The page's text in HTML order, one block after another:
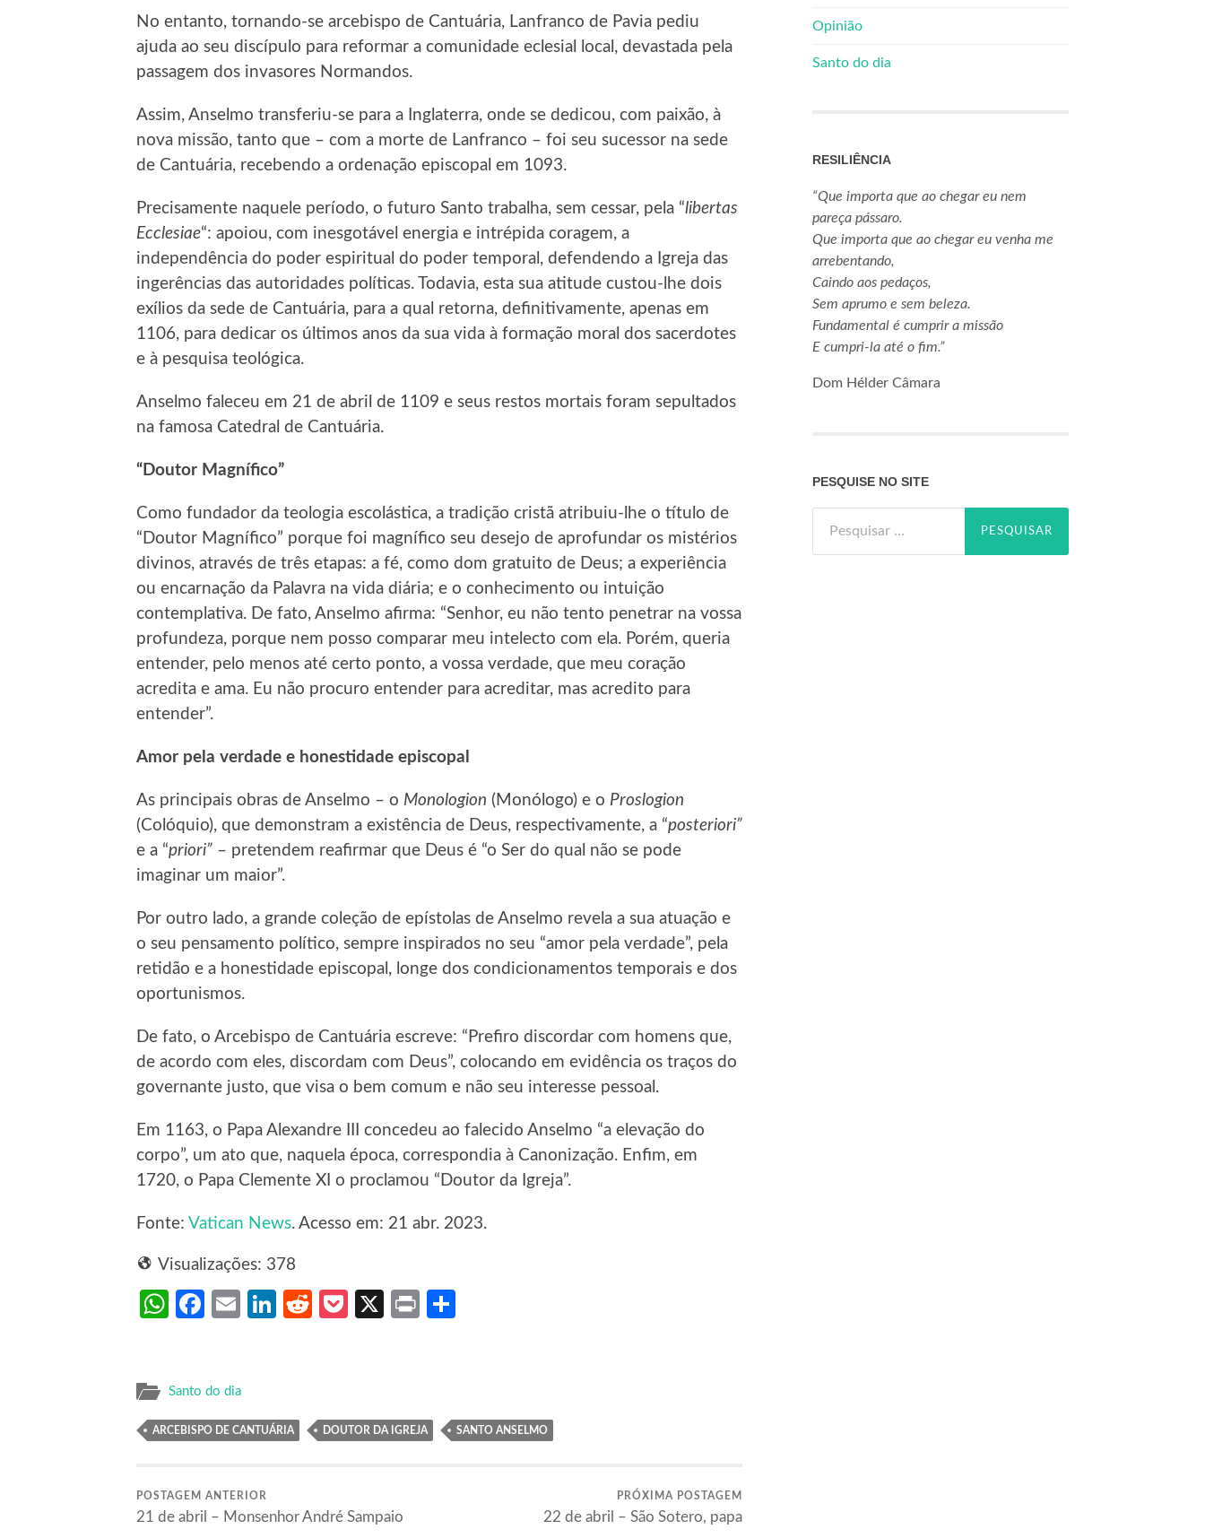
No entanto, tornando-se arcebispo de Cantuária, Lanfranco de Pavia pediu
ajuda ao seu discípulo para reformar a comunidade eclesial local, devastada pela
passagem dos invasores Normandos.
Assim, Anselmo transferiu-se para a Inglaterra, onde se dedicou, com paixão, à
nova missão, tanto que – com a morte de Lanfranco – foi seu sucessor na sede
de Cantuária, recebendo a ordenação episcopal em 1093.
Precisamente naquele período, o futuro Santo trabalha, sem cessar, pela “libertas
Ecclesiae“: apoiou, com inesgotável energia e intrépida coragem, a
independência do poder espiritual do poder temporal, defendendo a Igreja das
ingerências das autoridades políticas. Todavia, esta sua atitude custou-lhe dois
exílios da sede de Cantuária, para a qual retorna, definitivamente, apenas em
1106, para dedicar os últimos anos da sua vida à formação moral dos sacerdotes
e à pesquisa teológica.
Anselmo faleceu em 21 de abril de 1109 e seus restos mortais foram sepultados
na famosa Catedral de Cantuária.
“Doutor Magnífico”
Como fundador da teologia escolástica, a tradição cristã atribuiu-lhe o título de
“Doutor Magnífico” porque foi magnífico seu desejo de aprofundar os mistérios
divinos, através de três etapas: a fé, como dom gratuito de Deus; a experiência
ou encarnação da Palavra na vida diária; e o conhecimento ou intuição
contemplativa. De fato, Anselmo afirma: “Senhor, eu não tento penetrar na vossa
profundeza, porque nem posso comparar meu intelecto com ela. Porém, queria
entender, pelo menos até certo ponto, a vossa verdade, que meu coração
acredita e ama. Eu não procuro entender para acreditar, mas acredito para
entender”.
Amor pela verdade e honestidade episcopal
As principais obras de Anselmo – o Monologion (Monólogo) e o Proslogion
(Colóquio), que demonstram a existência de Deus, respectivamente, a “posteriori”
e a “priori” – pretendem reafirmar que Deus é “o Ser do qual não se pode
imaginar um maior”.
Por outro lado, a grande coleção de epístolas de Anselmo revela a sua atuação e
o seu pensamento político, sempre inspirados no seu “amor pela verdade”, pela
retidão e a honestidade episcopal, longe dos condicionamentos temporais e dos
oportunismos.
De fato, o Arcebispo de Cantuária escreve: “Prefiro discordar com homens que,
de acordo com eles, discordam com Deus”, colocando em evidência os traços do
governante justo, que visa o bem comum e não seu interesse pessoal.
Em 1163, o Papa Alexandre III concedeu ao falecido Anselmo “a elevação do
corpo”, um ato que, naquela época, correspondia à Canonização. Enfim, em
1720, o Papa Clemente XI o proclamou “Doutor da Igreja”.
Fonte: Vatican News. Acesso em: 21 abr. 2023.
Visualizações: 378
WhatsApp
Facebook
EmailLinkedIn
RedditPocket
X Print
Santo do dia
ARCEBISPO DE CANTUÁRIA DOUTOR DA IGREJA SANTO ANSELMO
POSTAGEM ANTERIOR
21 de abril – Monsenhor André Sampaio
PRÓXIMA POSTAGEM
22 de abril – São Sotero, papa
Opinião
Santo do dia
RESILIÊNCIA
“Que importa que ao chegar eu nem
pareça pássaro.
Que importa que ao chegar eu venha me
arrebentando,
Caindo aos pedaços,
Sem aprumo e sem beleza.
Fundamental é cumprir a missão
E cumpri-la até o fim.”
Dom Hélder Câmara
PESQUISE NO SITE
por: